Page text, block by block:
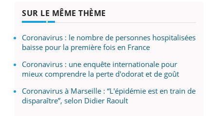
SUR LE MÊME THÈME
Coronavirus : le nombre de personnes hospitalisées
baisse pour la première fois en France
Coronavirus : une enquête internationale pour
mieux comprendre la perte d'odorat et de goût
Coronavirus à Marseille : “L'épidémie est en train de
disparaître”, selon Didier Raoult